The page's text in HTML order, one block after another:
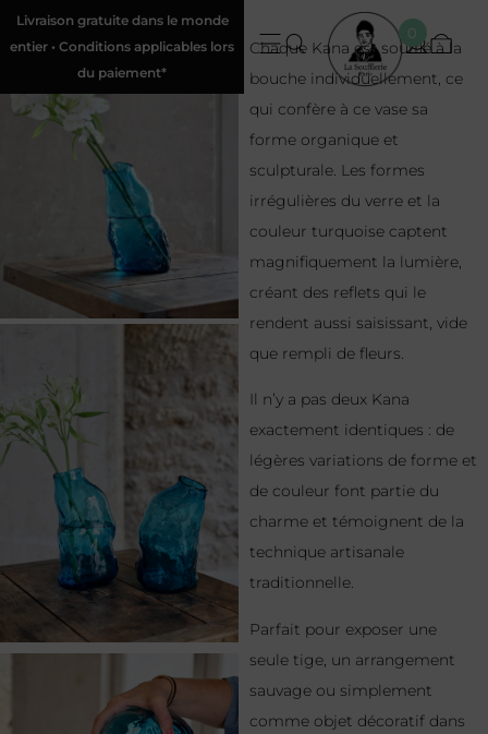
Livraison gratuite dans le monde
entier • Conditions applicables lors
du paiement*
0
Chaque Kana est soufflé à la
bouche individuellement, ce
qui confère à ce vase sa
forme organique et
sculpturale. Les formes
irrégulières du verre et la
couleur turquoise captent
magnifiquement la lumière,
créant des reflets qui le
rendent aussi saisissant, vide
que rempli de fleurs.
Il n’y a pas deux Kana
exactement identiques : de
légères variations de forme et
de couleur font partie du
charme et témoignent de la
technique artisanale
traditionnelle.
Parfait pour exposer une
seule tige, un arrangement
sauvage ou simplement
comme objet décoratif dans